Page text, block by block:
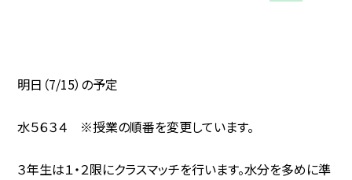
明日（7/15）の予定
水５６３４ ※授業の順番を変更しています。
３年生は１・２限にクラスマッチを行います。水分を多めに準